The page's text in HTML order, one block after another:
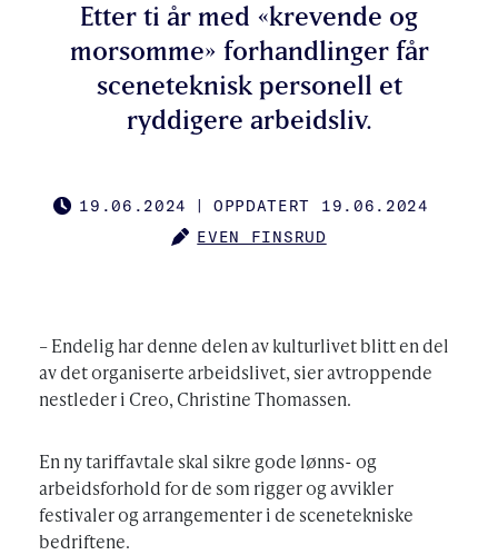
Etter ti år med «krevende og
morsomme» forhandlinger får
sceneteknisk personell et
ryddigere arbeidsliv.
PUBLISHED
19.06.2024 | OPPDATERT 19.06.2024
AUTHOR
EVEN FINSRUD
– Endelig har denne delen av kulturlivet blitt en del
av det organiserte arbeidslivet, sier avtroppende
nestleder i Creo, Christine Thomassen.
En ny tariffavtale skal sikre gode lønns- og
arbeidsforhold for de som rigger og avvikler
festivaler og arrangementer i de scenetekniske
bedriftene.